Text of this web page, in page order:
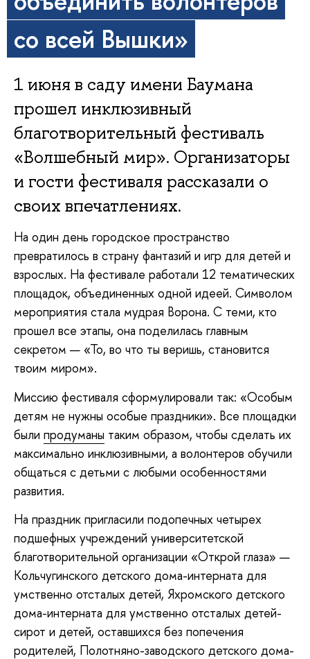
со всей Вышки»
1 июня в саду имени Баумана
прошел инклюзивный
благотворительный фестиваль
«Волшебный мир». Организаторы
и гости фестиваля рассказали о
своих впечатлениях.
На один день городское пространство
превратилось в страну фантазий и игр для детей и
взрослых. На фестивале работали 12 тематических
площадок, объединенных одной идеей. Символом
мероприятия стала мудрая Ворона. С теми, кто
прошел все этапы, она поделилась главным
секретом — «То, во что ты веришь, становится
твоим миром».
Миссию фестиваля сформулировали так: «Особым
детям не нужны особые праздники». Все площадки
были продуманы таким образом, чтобы сделать их
максимально инклюзивными, а волонтеров обучили
общаться с детьми с любыми особенностями
развития.
На праздник пригласили подопечных четырех
подшефных учреждений университетской
благотворительной организации «Открой глаза» —
Кольчугинского детского дома-интерната для
умственно отсталых детей, Яхромского детского
дома-интерната для умственно отсталых детей-
сирот и детей, оставшихся без попечения
родителей, Полотняно-заводского детского дома-